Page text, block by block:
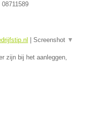
08711589
Screenshot ▼
zijn bij het aanleggen,